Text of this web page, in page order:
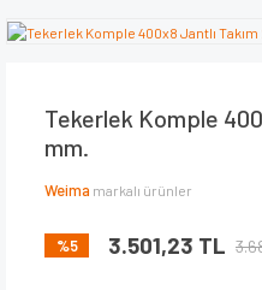
Tekerlek Komple
mm.
Weima markalı ürünler
%5 3.501,23 TL